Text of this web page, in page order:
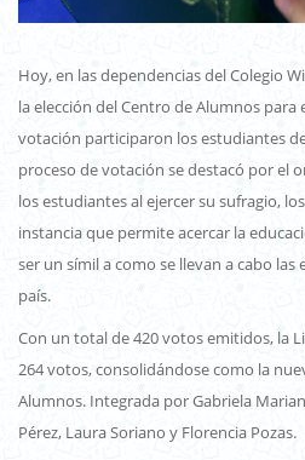
Hoy, en las dependencias del Colegio
la elección del Centro de Alumnos para
votación participaron los estudiantes
proceso de votación se destacó por el
los estudiantes al ejercer su sufragio,
instancia que permite acercar la
ser un símil a como se llevan a cabo
país.
Con un total de 420 votos emitidos, la
264 votos, consolidándose como la
Alumnos. Integrada por Gabriela
Pérez, Laura Soriano y Florencia Pozas.